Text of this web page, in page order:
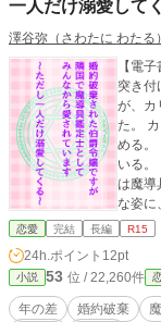
一人だけ溺愛して
澤谷弥（さわたに わたる）
【電
突き付
が、カ
た。
める。
いる。
は魔導
な姿に
けど一
られた
恋愛フ
となど
恋愛 完結 長編 R15
24h.ポイント 12pt
小説 53 位 / 22,260件
年の差 婚約破棄